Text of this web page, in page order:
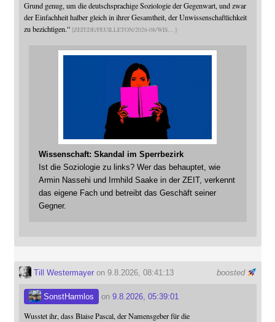
Grund genug, um die deutschsprachige Soziologie der Gegenwart, und zwar
der Einfachheit halber gleich in ihrer Gesamtheit, der Unwissenschaftlichkeit
zu bezichtigen.“ ZEIT.DE/FEUILLETON/2026-08/WIS
Wissenschaft: Skandal im Sperrbezirk
Ist die Soziologie zu links? Wer das behauptet, wie
Armin Nassehi und Irmhild Saake in der ZEIT, verkennt
das eigene Fach und betreibt das Geschäft seiner
Gegner.
boosted
Till Westermayeron 9.8.2026, 08:41:13
SonstHarmlos on 9.8.2026, 05:39:01
Wusstet ihr, dass Blaise Pascal, der Namensgeber für die